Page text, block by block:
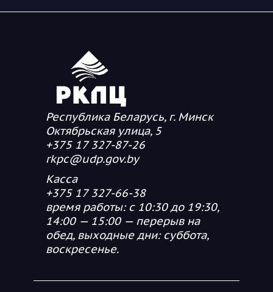
Республика Беларусь, г. Минск
Октябрьская улица, 5
+375 17 327-87-26
rkpc@udp.gov.by
Касса
+375 17 327-66-38
время работы: с 10:30 до 19:30,
14:00 — 15:00 — перерыв на
обед, выходные дни: суббота,
воскресенье.